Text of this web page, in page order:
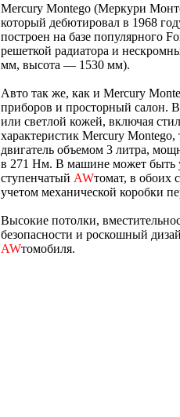
Mercury Montego (Меркури
который дебютировал в 1968
построен на базе популярного
решеткой радиатора и
мм, высота — 1530 мм).
Авто так же, как и Mercury
приборов и просторный салон.
или светлой кожей, включая
характеристик Mercury
двигатель объемом 3 литра,
в 271 Нм. В машине может быть
ступенчатый AWтомат, в обоих
учетом механической коробки
Высокие потолки,
безопасности и роскошный
AWтомобиля.